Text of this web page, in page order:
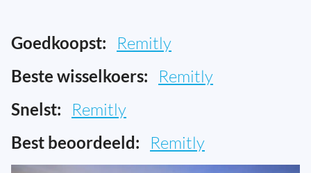
Goedkoopst: Remitly
Beste wisselkoers: Remitly
Snelst: Remitly
Best beoordeeld: Remitly